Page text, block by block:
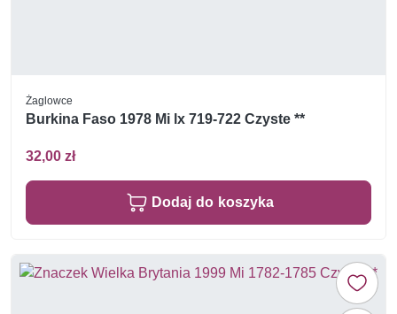
Żaglowce
Burkina Faso 1978 Mi lx 719-722 Czyste **
32,00 zł
Dodaj do koszyka